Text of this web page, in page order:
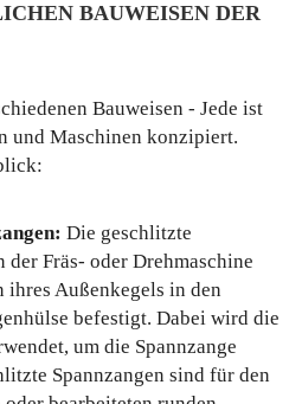
BAUWEISEN DER
Bauweisen - Jede ist
und Maschinen konzipiert.
Die geschlitzte
der Fräs- oder Drehmaschine
ihres Außenkegels in den
befestigt. Dabei wird die
um die Spannzange
Spannzangen sind für den